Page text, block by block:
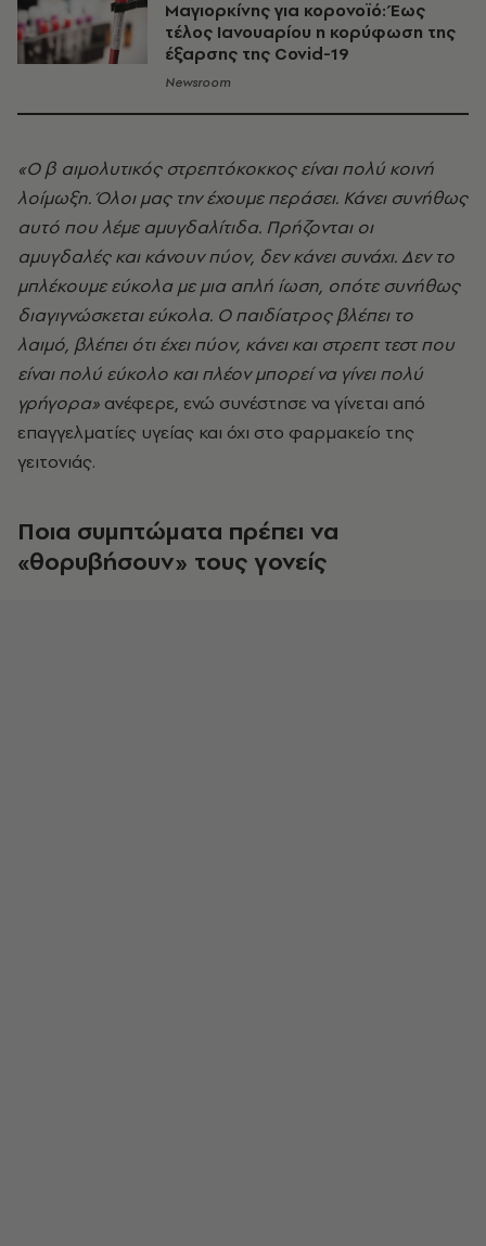
Μαγιορκίνης για κορονοϊό: Έως
τέλος Ιανουαρίου η κορύφωση της
έξαρσης της Covid-19
Newsroom
«Ο β αιμολυτικός στρεπτόκοκκος είναι πολύ κοινή
λοίμωξη. Όλοι μας την έχουμε περάσει. Κάνει συνήθως
αυτό που λέμε αμυγδαλίτιδα. Πρήζονται οι
αμυγδαλές και κάνουν πύον, δεν κάνει συνάχι. Δεν το
μπλέκουμε εύκολα με μια απλή ίωση, οπότε συνήθως
διαγιγνώσκεται εύκολα. Ο παιδίατρος βλέπει το
λαιμό, βλέπει ότι έχει πύον, κάνει και στρεπτ τεστ που
είναι πολύ εύκολο και πλέον μπορεί να γίνει πολύ
γρήγορα» ανέφερε, ενώ συνέστησε να γίνεται από
επαγγελματίες υγείας και όχι στο φαρμακείο της
γειτονιάς.
Ποια συμπτώματα πρέπει να
«θορυβήσουν» τους γονείς